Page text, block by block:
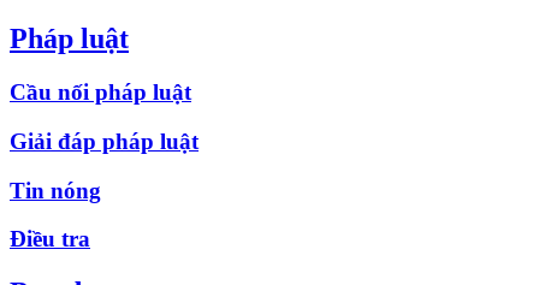
Pháp luật
Cầu nối pháp luật
Giải đáp pháp luật
Tin nóng
Điều tra